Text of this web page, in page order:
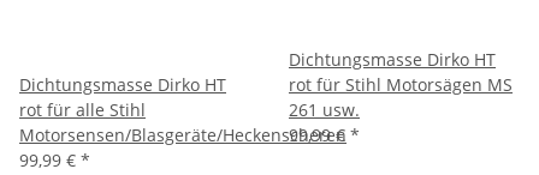
Dichtungsmasse Dirko HT
rot für alle Stihl
Motorsensen/Blasgeräte/Heckenscheren
99,99 € *
Dichtungsmasse Dirko HT
rot für Stihl Motorsägen MS
261 usw.
99,99 € *